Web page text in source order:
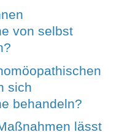
von selbst
sich
behandeln?
lässt